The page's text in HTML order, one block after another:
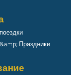
Праздники